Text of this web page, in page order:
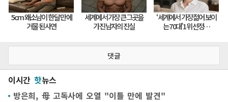
댓글
이시간 핫뉴스
방은희, 母 고독사에 오열 "이틀 만에 발견"